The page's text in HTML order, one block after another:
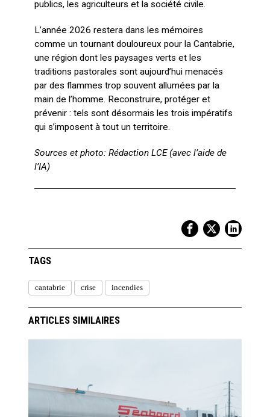
publics, les agriculteurs et la société civile.
L’année 2026 restera dans les mémoires
comme un tournant douloureux pour la Cantabrie,
une région dont les paysages verts et les
traditions pastorales sont aujourd’hui menacés
par des flammes trop souvent allumées par la
main de l’homme. Reconstruire, protéger et
prévenir : tels sont désormais les trois impératifs
qui s’imposent à tout un territoire.
Sources et photo: Rédaction LCE (avec l’aide de
l’IA)
TAGS
cantabrie crise incendies
ARTICLES SIMILAIRES